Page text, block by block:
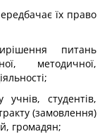
їх право
питань
методичної,
студентів,
(замовлення)
громадян;